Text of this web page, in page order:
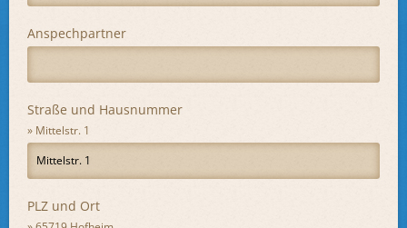
Anspechpartner
Straße und Hausnummer
Mittelstr. 1
PLZ und Ort